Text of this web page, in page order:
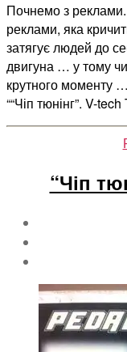
Почнемо з реклами.
реклами, яка
затягує людей до
двигуна … у тому
крутного
““Чіп тюнінг”. V-
“Чіп